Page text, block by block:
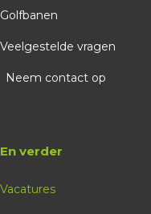
Golfbanen
Veelgestelde vragen
Neem contact op
En verder
Vacatures